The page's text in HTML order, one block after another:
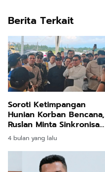
Berita Terkait
Soroti Ketimpangan
Hunian Korban Bencana,
Ruslan Minta Sinkronisasi
Pusat dan Daerah
4 bulan yang lalu